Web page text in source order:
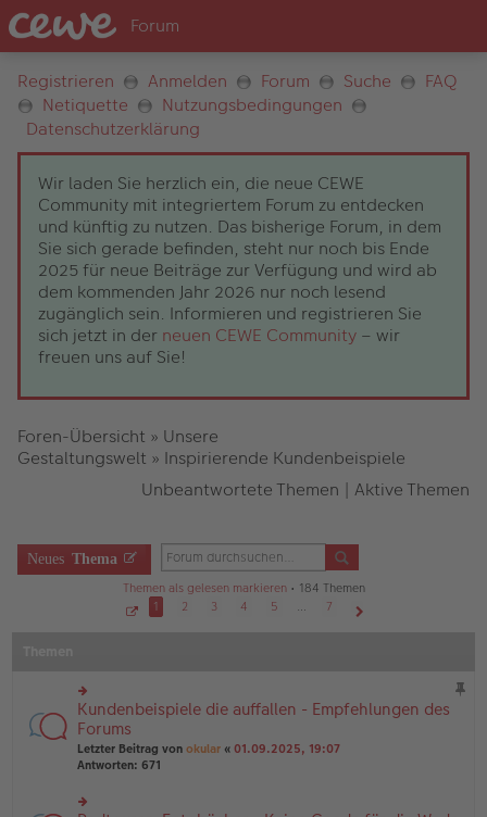
Registrieren Anmelden Forum Suche
FAQ
Netiquette
Nutzungsbedingungen
Datenschutzerklärung
Wir laden Sie herzlich ein, die neue CEWE
Community mit integriertem Forum zu entdecken
und künftig zu nutzen. Das bisherige Forum, in dem
Sie sich gerade befinden, steht nur noch bis Ende
2025 für neue Beiträge zur Verfügung und wird ab
dem kommenden Jahr 2026 nur noch lesend
zugänglich sein. Informieren und registrieren Sie
sich jetzt in der neuen CEWE Community – wir
freuen uns auf Sie!
Foren-Übersicht » Unsere
Gestaltungswelt » Inspirierende Kundenbeispiele
Unbeantwortete Themen | Aktive Themen
Neues Thema
Themen als gelesen markieren• 184 Themen
o
7
1 2 3 4 5 …
7
rs
te
r
u
n
el
Kundenbeispiele die auffallen - Empfehlungen des
Forums
Letzter Beitrag von okular « 01.09.2025, 19:07
Antworten: 671